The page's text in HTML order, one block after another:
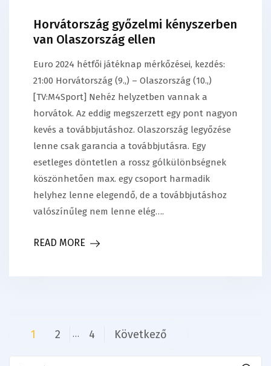
Horvátország győzelmi kényszerben
van Olaszország ellen
Euro 2024 hétfői játéknap mérkőzései, kezdés:
21:00 Horvátország (9.,) – Olaszország (10.,)
[TV:M4Sport] Nehéz helyzetben vannak a
horvátok. Az eddig megszerzett egy pont nagyon
kevés a továbbjutáshoz. Olaszország legyőzése
lenne csak garancia a továbbjutásra. Egy
esetleges döntetlen a rossz gólkülönbségnek
köszönhetően max. egy csoport harmadik
helyhez lenne elegendő, de a továbbjutáshoz
valószínűleg nem lenne elég….
READ MORE
Bejegyzés
navigáció
1 2 … 4 Következő